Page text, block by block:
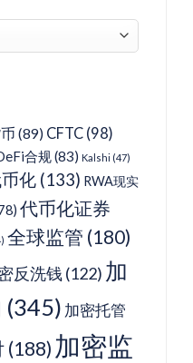
(89) CFTC (98)
合规(83) Kalshi (47)
化 (133) RWA现实
代币化证券
全球监管 (180)
反洗钱 (122) 加
(345) 加密托管
(188) 加密监